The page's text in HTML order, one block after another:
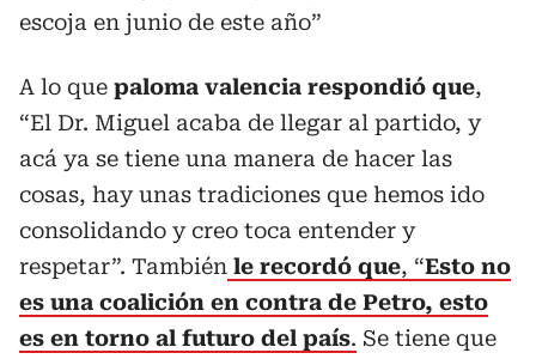
escoja en junio de este año”
A lo que paloma valencia respondió que,
“El Dr. Miguel acaba de llegar al partido, y
acá ya se tiene una manera de hacer las
cosas, hay unas tradiciones que hemos ido
consolidando y creo toca entender y
respetar”. También le recordó que, “Esto no
es una coalición en contra de Petro, esto
es en torno al futuro del país. Se tiene que